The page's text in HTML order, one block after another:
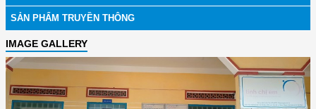
SẢN PHẨM TRUYỀN THÔNG
IMAGE GALLERY